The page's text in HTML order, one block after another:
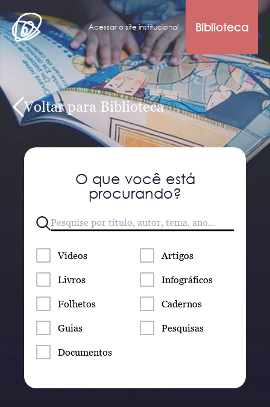
Acessar o site institucional Biblioteca
Voltar para Biblioteca
O que você está
procurando?
Vídeos Artigos
Livros Infográficos
Folhetos Cadernos
Guias Pesquisas
Documentos